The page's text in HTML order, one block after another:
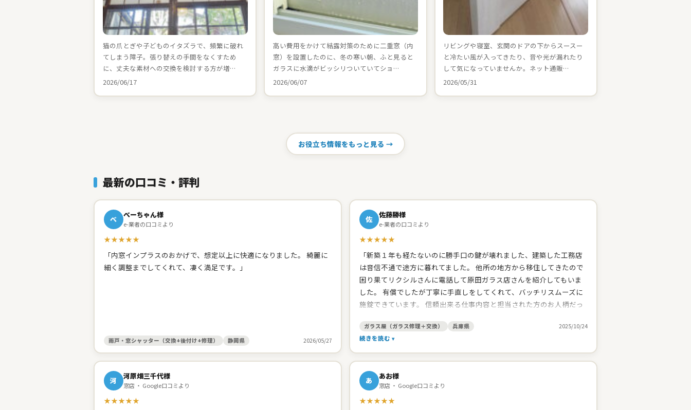
猫の爪とぎや子どものイタズラで、頻繁に破れ
てしまう障子。張り替えの手間をなくすため
に、丈夫な素材への交換を検討する方が増…
2026/06/17
高い費用をかけて結露対策のために二重窓（内
窓）を設置したのに、冬の寒い朝、ふと見ると
ガラスに水滴がビッシリついていてショ…
2026/06/07
リビングや寝室、玄関のドアの下からスースー
と冷たい風が入ってきたり、音や光が漏れたり
して気になっていませんか。ネット通販…
2026/05/31
お役立ち情報をもっと見る →
最新の口コミ・評判
べ べーちゃん様
e-業者の口コミより
★★★★★
「内窓インプラスのおかげで、想定以上に快適になりました。 綺麗に
細く調整までしてくれて、凄く満足です。」
雨戸・窓シャッター（交換+後付け+修理） 静岡県 2026/05/27
佐 佐藤勝様
e-業者の口コミより
★★★★★
「新築１年も経たないのに勝手口の鍵が壊れました、建築した工務店
は音信不通で途方に暮れてました。 他所の地方から移住してきたので
困り果てリクシルさんに電話して原田ガラス店さんを紹介してもいま
した。 有償でしたが丁寧に手直しをしてくれて、バッチリスムーズに
施錠できています。 信頼出来る仕事内容と担当された方のお人柄だっ
頂きました。開け締めの調子の悪いとこも相談すると丁寧に見てくれ
ました。 建築した工務店みたいに手抜きはしない、しっかりと仕事を
してくれます。 台所シンクのことも対応してくれるし。心強いお店だ
ガラス屋（ガラス修理＋交換） 兵庫県 2025/10/24
続きを読む
河 河原畑三千代様
窓店 ・ Google口コミより
★★★★★
あ あお様
窓店 ・ Google口コミより
★★★★★